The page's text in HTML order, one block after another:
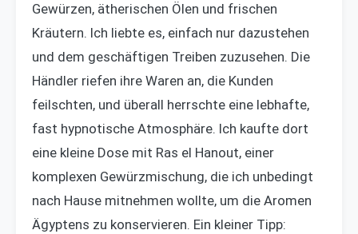
Gewürzen, ätherischen Ölen und frischen
Kräutern. Ich liebte es, einfach nur dazustehen
und dem geschäftigen Treiben zuzusehen. Die
Händler riefen ihre Waren an, die Kunden
feilschten, und überall herrschte eine lebhafte,
fast hypnotische Atmosphäre. Ich kaufte dort
eine kleine Dose mit Ras el Hanout, einer
komplexen Gewürzmischung, die ich unbedingt
nach Hause mitnehmen wollte, um die Aromen
Ägyptens zu konservieren. Ein kleiner Tipp: